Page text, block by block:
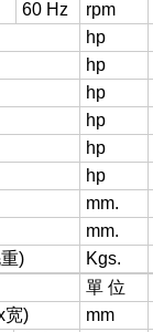
60 Hz
rpm
hp
hp
hp
hp
hp
hp
mm.
mm.
)
Kgs.
單 位
宽) mm